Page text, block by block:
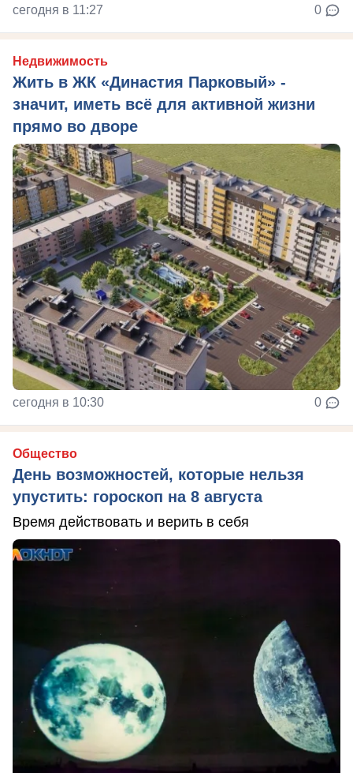
сегодня в 11:27 0
Недвижимость
Жить в ЖК «Династия Парковый» -
значит, иметь всё для активной жизни
прямо во дворе
сегодня в 10:30 0
Общество
День возможностей, которые нельзя
упустить: гороскоп на 8 августа
Время действовать и верить в себя